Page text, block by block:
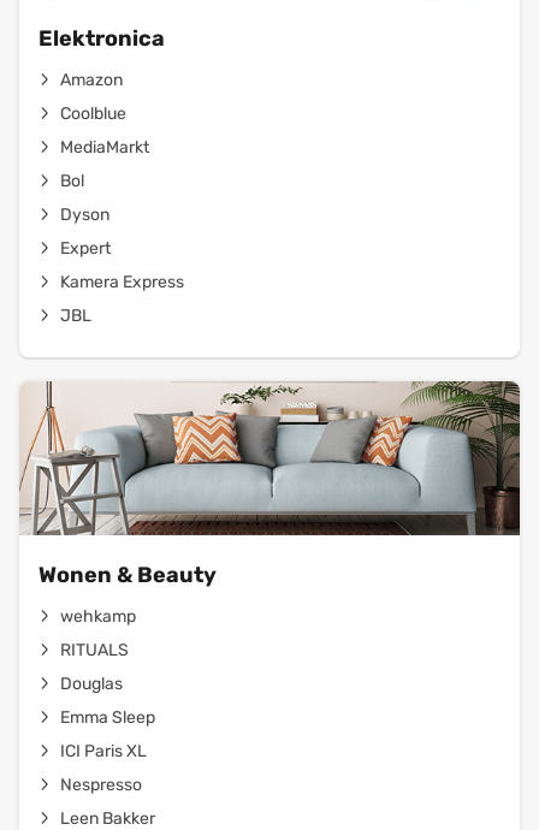
Elektronica
Amazon
Coolblue
MediaMarkt
Bol
Dyson
Expert
Kamera Express
JBL
Wonen & Beauty
wehkamp
RITUALS
Douglas
Emma Sleep
ICI Paris XL
Nespresso
Leen Bakker